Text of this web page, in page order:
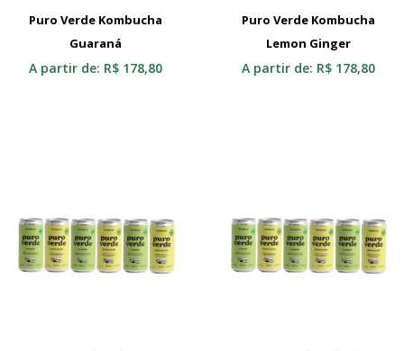
Selecionar
Puro Verde Kombucha
Guaraná
A partir de: R$ 178,80
Selecionar
Puro Verde Kombucha
Lemon Ginger
A partir de: R$178,80